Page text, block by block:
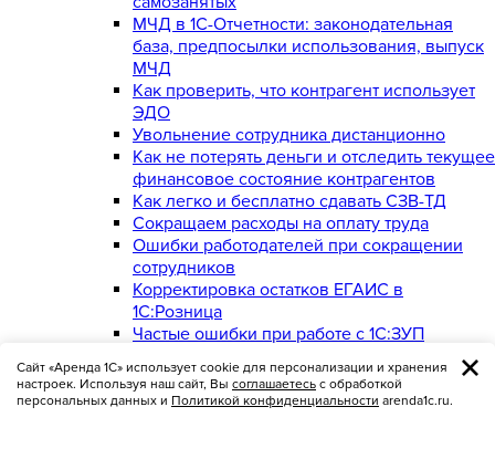
Сайт «Аренда 1С» использует cookie для персонализации и хранения
настроек. Используя наш сайт, Вы соглашаетесь с обработкой
персональных данных и Политикой конфиденциальности arenda1c.ru.
МЧД в 1С-Отчетности: законодательная
база, предпосылки использования, выпуск
МЧД
Как проверить, что контрагент использует
ЭДО
Увольнение сотрудника дистанционно
Как не потерять деньги и отследить текущее
финансовое состояние контрагентов
Как легко и бесплатно сдавать СЗВ-ТД
Сокращаем расходы на оплату труда
Ошибки работодателей при сокращении
сотрудников
Корректировка остатков ЕГАИС в
1С:Розница
Частые ошибки при работе с 1С:ЗУП
Бухгалтерский и налоговый учет выкупа
арендованного имущества